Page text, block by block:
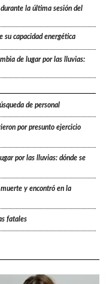
la última sesión del
su capacidad energética
de lugar por las lluvias:
de personal
por presunto ejercicio
por las lluvias: dónde se
y encontró en la
fatales